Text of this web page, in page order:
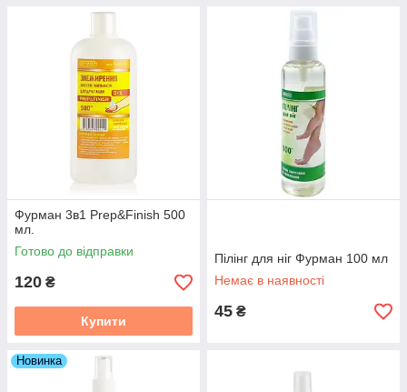
Фурман 3в1 Prep&Finish 500
мл.
Готово до відправки
120 ₴
Купити
Пілінг для ніг Фурман 100 мл
Немає в наявності
45 ₴
Новинка